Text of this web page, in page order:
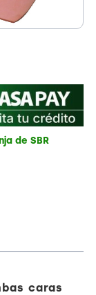
de SBR
caras